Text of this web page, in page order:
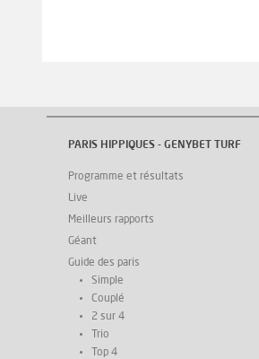
PARIS HIPPIQUES - GENYBET TURF
Programme et résultats
Live
Meilleurs rapports
Géant
Guide des paris
Simple
Couplé
2 sur 4
Trio
Top 4